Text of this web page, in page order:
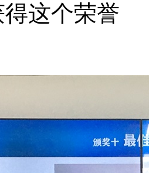
这个荣誉